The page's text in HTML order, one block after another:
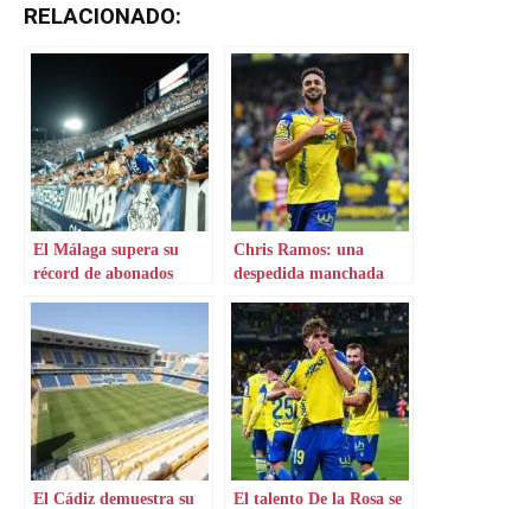
RELACIONADO:
El Málaga supera su
récord de abonados
Chris Ramos: una
despedida manchada
El Cádiz demuestra su
El talento De la Rosa se